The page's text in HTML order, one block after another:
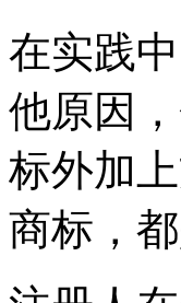
在实践
他原因
标外加
商标，